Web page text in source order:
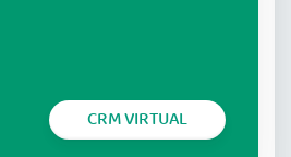
CRM VIRTUAL